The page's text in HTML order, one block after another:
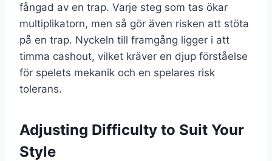
fångad av en trap. Varje steg som tas ökar
multiplikatorn, men så gör även risken att stöta
på en trap. Nyckeln till framgång ligger i att
timma cashout, vilket kräver en djup förståelse
för spelets mekanik och en spelares risk
tolerans.
Adjusting Difficulty to Suit Your
Style